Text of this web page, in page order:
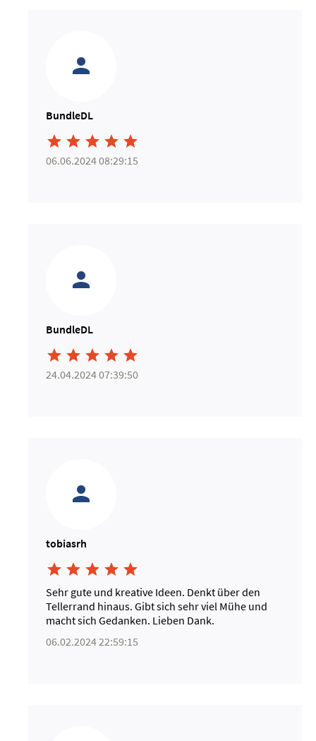
BundleDL
    
06.06.2024 08:29:15
BundleDL
    
24.04.2024 07:39:50
tobiasrh
    
Sehr gute und kreative Ideen. Denkt über den
Tellerrand hinaus. Gibt sich sehr viel Mühe und
macht sich Gedanken. Lieben Dank.
06.02.2024 22:59:15